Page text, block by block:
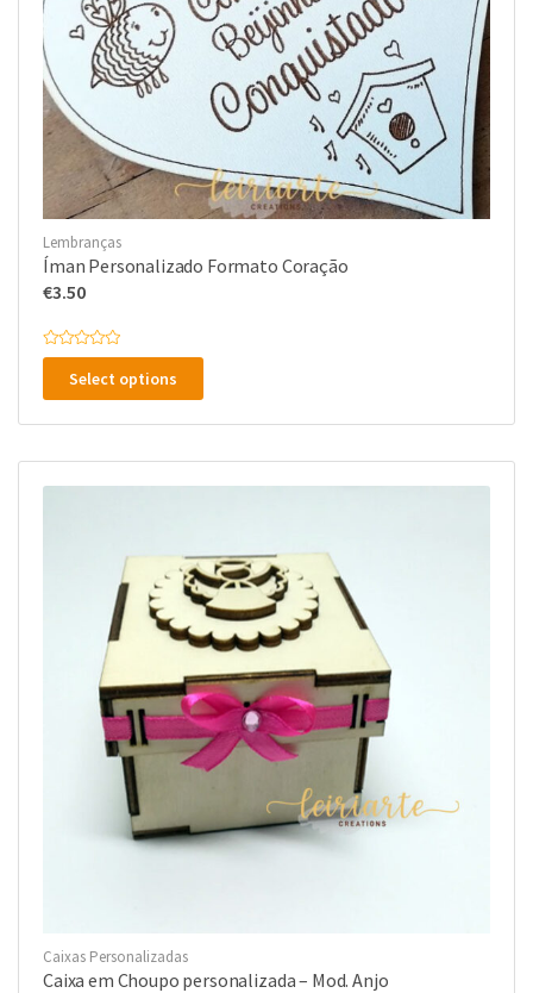
Lembranças
Íman Personalizado Formato Coração
€3.50
A
l
a
ã
0
Select options
Caixas Personalizadas
Caixa em Choupo personalizada – Mod. Anjo